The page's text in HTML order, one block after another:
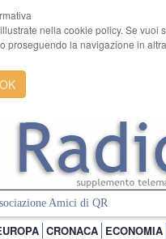
nella cookie policy. Se
la navigazione in
OK
Amici di QR
CRONACA ECONOMIA